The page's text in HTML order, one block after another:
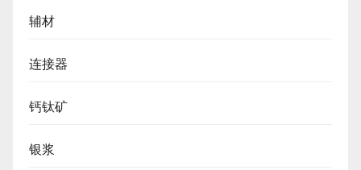
辅材
连接器
钙钛矿
银浆